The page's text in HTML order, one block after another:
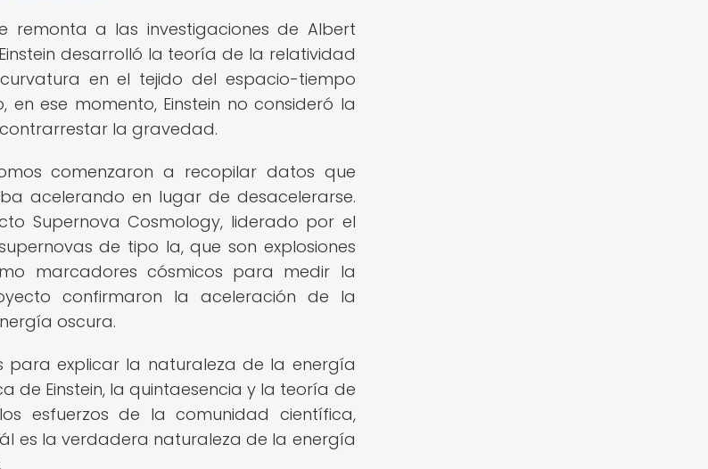
a las investigaciones de Albert
desarrolló la teoría de la relatividad
en el tejido del espacio-tiempo
ese momento, Einstein no consideró la
la gravedad.
comenzaron a recopilar datos que
acelerando en lugar de desacelerarse.
Supernova Cosmology, liderado por el
de tipo Ia, que son explosiones
marcadores cósmicos para medir la
confirmaron la aceleración de la
oscura.
para explicar la naturaleza de la energía
de Einstein, la quintaesencia y la teoría de
esfuerzos de la comunidad científica,
es la verdadera naturaleza de la energía